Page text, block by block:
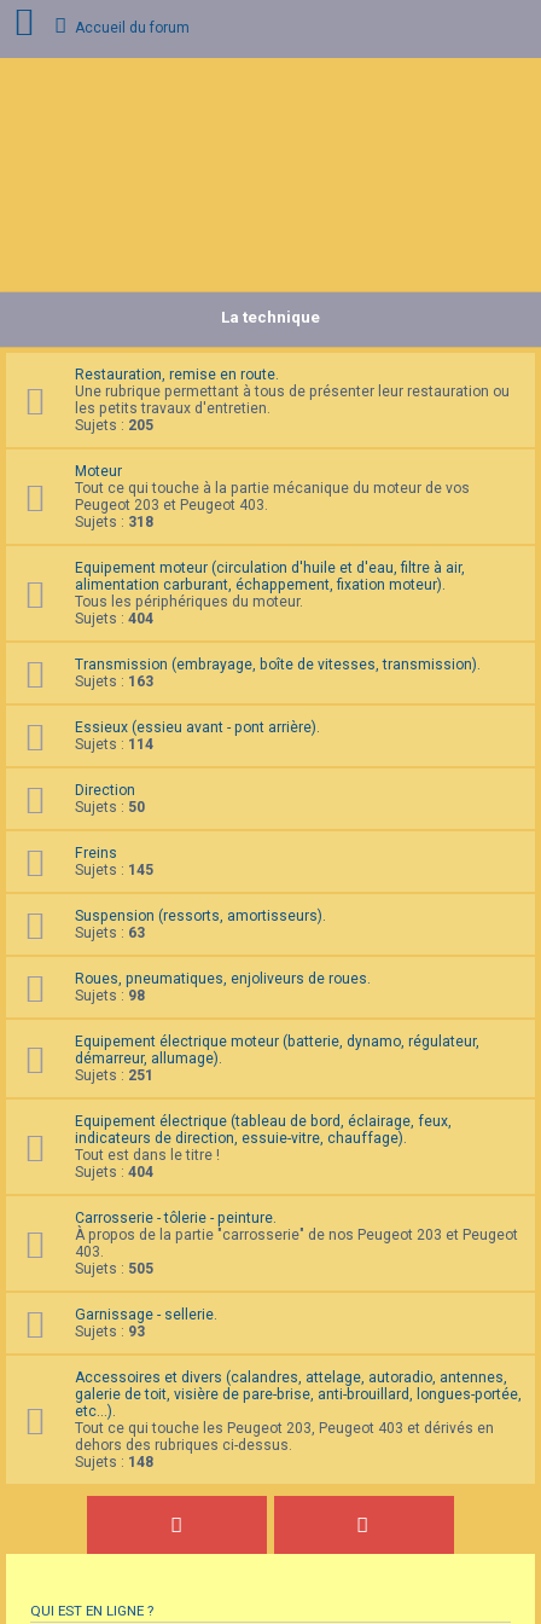
s
Accueil du forum
La technique
Restauration, remise en route.
Une rubrique permettant à tous de présenter leur restauration ou
les petits travaux d'entretien.
Sujets : 205
Moteur
Tout ce qui touche à la partie mécanique du moteur de vos
Peugeot 203 et Peugeot 403.
Sujets : 318
Equipement moteur (circulation d'huile et d'eau, filtre à air,
alimentation carburant, échappement, fixation moteur).
Tous les périphériques du moteur.
Sujets : 404
Transmission (embrayage, boîte de vitesses, transmission).
Sujets : 163
Essieux (essieu avant - pont arrière).
Sujets : 114
Direction
Sujets : 50
Freins
Sujets : 145
Suspension (ressorts, amortisseurs).
Sujets : 63
Roues, pneumatiques, enjoliveurs de roues.
Sujets : 98
Equipement électrique moteur (batterie, dynamo, régulateur,
démarreur, allumage).
Sujets : 251
Equipement électrique (tableau de bord, éclairage, feux,
indicateurs de direction, essuie-vitre, chauffage).
Tout est dans le titre !
Sujets : 404
Carrosserie - tôlerie - peinture.
À propos de la partie "carrosserie" de nos Peugeot 203 et Peugeot
403.
Sujets : 505
Garnissage - sellerie.
Sujets : 93
Accessoires et divers (calandres, attelage, autoradio, antennes,
galerie de toit, visière de pare-brise, anti-brouillard, longues-portée,
etc...).
Tout ce qui touche les Peugeot 203, Peugeot 403 et dérivés en
dehors des rubriques ci-dessus.
Sujets : 148
QUI EST EN LIGNE ?